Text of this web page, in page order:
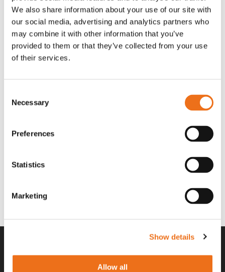
We also share information about your use of our site with
our social media, advertising and analytics partners who
may combine it with other information that you’ve
provided to them or that they’ve collected from your use
of their services.
Selection
Necessary
Preferences
Statistics
Marketing
Show details
Allow all
OR80013456G
(ex. moms)
A00220
kr (ex. moms)
Lägg till i varukorg
Rotor teeth 8t/6k 7.5Gr/8 R6/14 Rotor teeth 8t/6k 0Gr/8 R6/14